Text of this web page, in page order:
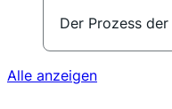
Der Prozess
Alle anzeigen